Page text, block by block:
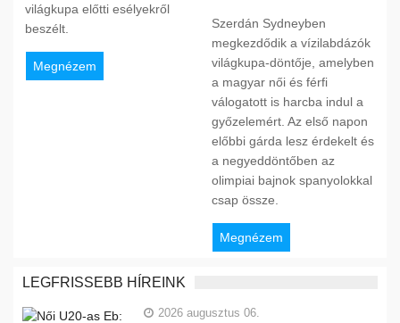
világkupa előtti esélyekről
beszélt.
Megnézem
Szerdán Sydneyben
megkezdődik a vízilabdázók
világkupa-döntője, amelyben
a magyar női és férfi
válogatott is harcba indul a
győzelemért. Az első napon
előbbi gárda lesz érdekelt és
a negyeddöntőben az
olimpiai bajnok spanyolokkal
csap össze.
Megnézem
LEGFRISSEBB HÍREINK
2026 augusztus 06.